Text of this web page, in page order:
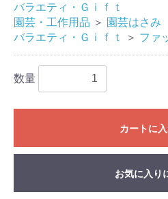
バラエティ・Ｇｉｆｔ
園芸・工作用品 ＞ 園芸はさみ
バラエティ・Ｇｉｆｔ
＞ ファ
数量
カートに
お気に入り